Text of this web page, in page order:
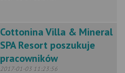
Cottonina Villa & Mineral
SPA Resort poszukuje
pracowników
2017-01-03 11:23:56